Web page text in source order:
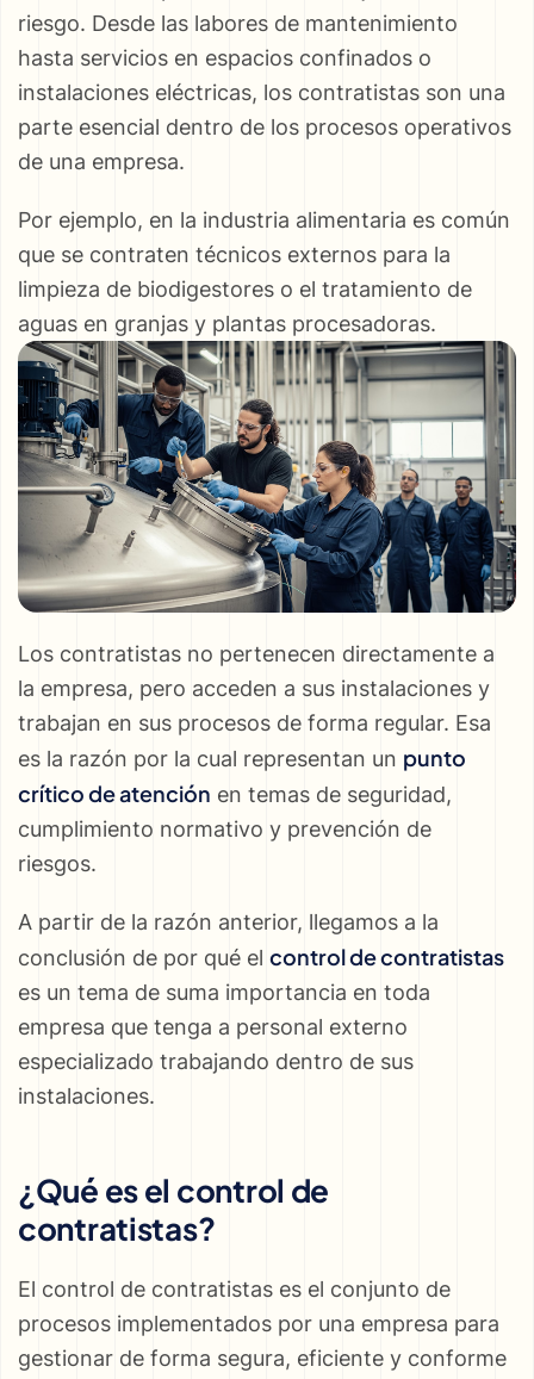
riesgo. Desde las labores de mantenimiento
hasta servicios en espacios confinados o
instalaciones eléctricas, los contratistas son una
parte esencial dentro de los procesos operativos
de una empresa.
Por ejemplo, en la industria alimentaria es común
que se contraten técnicos externos para la
limpieza de biodigestores o el tratamiento de
aguas en granjas y plantas procesadoras.
Los contratistas no pertenecen directamente a
la empresa, pero acceden a sus instalaciones y
trabajan en sus procesos de forma regular. Esa
es la razón por la cual representan un punto
crítico de atención en temas de seguridad,
cumplimiento normativo y prevención de
riesgos.
A partir de la razón anterior, llegamos a la
conclusión de por qué el control de contratistas
es un tema de suma importancia en toda
empresa que tenga a personal externo
especializado trabajando dentro de sus
instalaciones.
¿Qué es el control de
contratistas?
El control de contratistas es el conjunto de
procesos implementados por una empresa para
gestionar de forma segura, eficiente y conforme